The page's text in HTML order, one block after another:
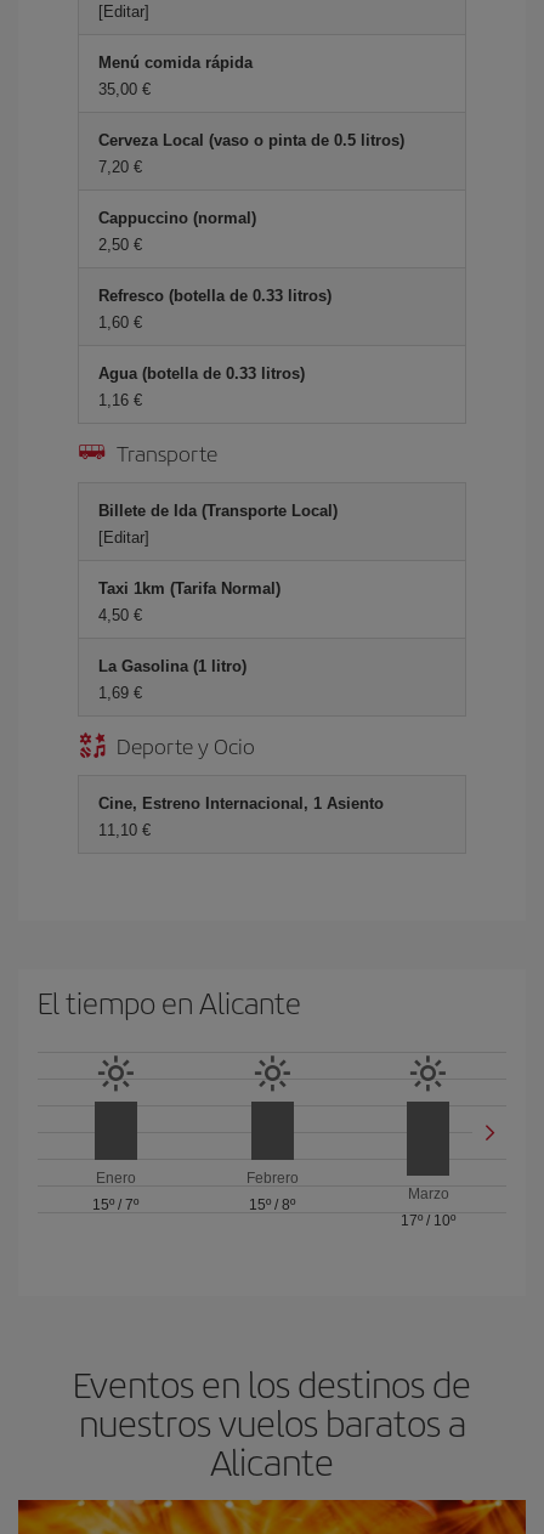
[Editar]
Menú comida rápida
35,00 €
Cerveza Local (vaso o pinta de 0.5 litros)
7,20 €
Cappuccino (normal)
2,50 €
Refresco (botella de 0.33 litros)
1,60 €
Agua (botella de 0.33 litros)
1,16 €
Transporte
Billete de Ida (Transporte Local)
[Editar]
Taxi 1km (Tarifa Normal)
4,50 €
La Gasolina (1 litro)
1,69 €
Deporte y Ocio
Cine, Estreno Internacional, 1 Asiento
11,10 €
El tiempo en Alicante
Enero
15º /7º
Febrero
15º / 8º
Marzo
17º / 10º
Eventos en los destinos de
nuestros vuelos baratos a
Alicante